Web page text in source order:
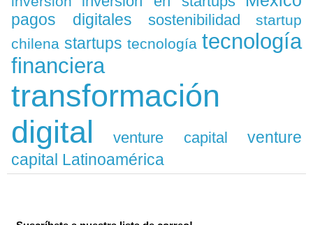
pagos digitales sostenibilidad
startup
chilena startups tecnología tecnología
financiera
transformación
digital
venture capital
venture
capital Latinoamérica